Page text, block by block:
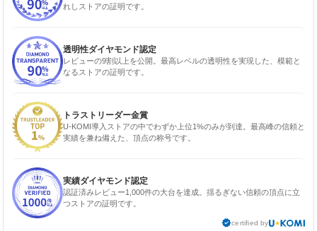
れしストアの証明です。
透明性ダイヤモンド認定
レビューの9割以上を公開。最高レベルの透明性を実現した、模範と
なるストアの証明です。
トラストリーダー金賞
U-KOMI導入ストアの中でわずか上位1%のみが到達。最高峰の信頼と
実績を兼ね備えた、頂点の称号です。
実績ダイヤモンド認定
認証済みレビュー1,000件の大台を達成。揺るぎない信頼の頂点に立
つストアの証明です。
certified by